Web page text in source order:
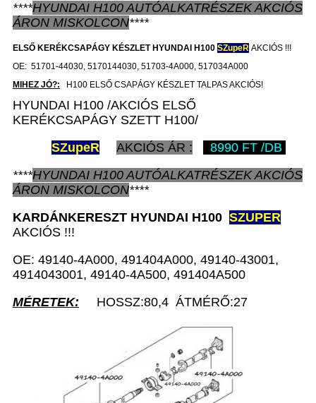
****HYUNDAI H100AUTÓALKATRÉSZEKAKCIÓS
ÁRON MISKOLCON****
ELSŐ KERÉKCSAPÁGY KÉSZLET HYUNDAI H100 SZupeR AKCIÓS !!!
OE: 51701-44030, 5170144030, 51703-4A000, 517034A000
MIHEZ JÓ?: H100 ELSŐ CSAPÁGY KÉSZLET TALPAS AKCIÓS!
HYUNDAI H100 /AKCIÓS ELSŐ
KERÉKCSAPÁGY SZETT H100/
SZupeR AKCIÓS ÁR :
8990 FT /DB
****HYUNDAI H100AUTÓALKATRÉSZEKAKCIÓS
ÁRON MISKOLCON****
KARDÁNKERESZT HYUNDAI H100 SZUPER
AKCIÓS !!!
OE: 49140-4A000, 491404A000, 49140-43001,
4914043001, 49140-4A500, 491404A500
MÉRETEK: HOSSZ:80,4 ÁTMÉRŐ:27